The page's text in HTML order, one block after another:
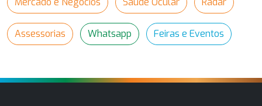
Assessorias Whatsapp Feiras e Eventos